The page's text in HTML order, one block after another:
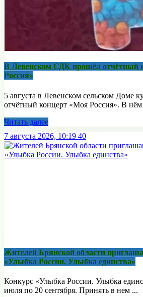
В Левенском СДК прошёл отчётный
Россия»
5 августа в Левенском сельском Доме
отчётный концерт «Моя Россия». В нём
Читать далее
7 августа 2026, 10:19 40
Жителей Брянской области
«Улыбка России. Улыбка единства»
Конкурс «Улыбка России. Улыбка
июля по 20 сентября. Принять в нем ...